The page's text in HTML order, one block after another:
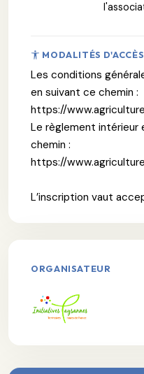
MODALITÉS
Les conditions
en suivant ce chemin :
https://
Le règlement intérieur
chemin :
https://
L’inscription vaut
ORGANISATEUR